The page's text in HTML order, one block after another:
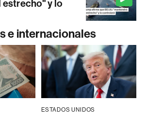
estrecho" y lo
e internacionales
ESTADOS UNIDOS